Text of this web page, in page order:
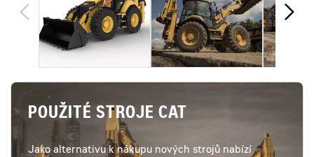
POUŽITÉ STROJE CAT
Jako alternativu k nákupu nových strojů nabízí